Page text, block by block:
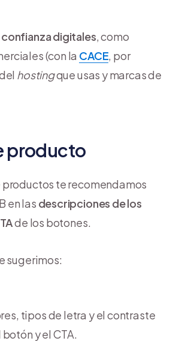
confianza digitales, como
(con la CACE, por
hostingque usas y marcas de
producto
productos te recomendamos
en las descripciones de los
de los botones.
sugerimos:
tipos de letra y el contraste
y el CTA.